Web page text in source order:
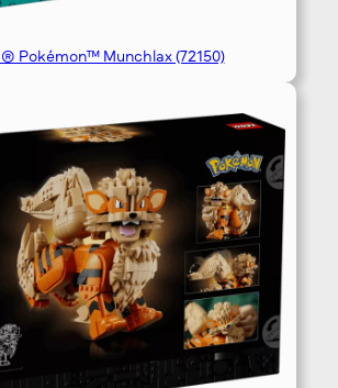
Pokémon™ Munchlax (72150)